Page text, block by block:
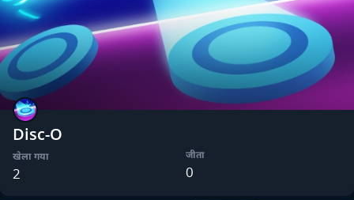
Disc-O
खेला गया
2
जीता
0